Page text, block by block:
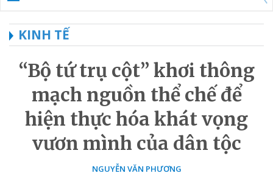
KINH TẾ
“Bộ tứ trụ cột” khơi thông
mạch nguồn thể chế để
hiện thực hóa khát vọng
vươn mình của dân tộc
NGUYỄN VĂN PHƯƠNG